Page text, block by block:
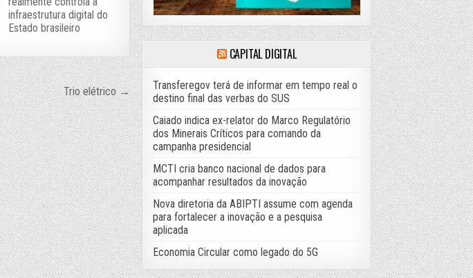
infraestrutura digital do
Estado brasileiro
Trio elétrico →
CAPITAL DIGITAL
Transferegov terá de informar em tempo real o
destino final das verbas do SUS
Caiado indica ex-relator do Marco Regulatório
dos Minerais Críticos para comando da
campanha presidencial
MCTI cria banco nacional de dados para
acompanhar resultados da inovação
Nova diretoria da ABIPTI assume com agenda
para fortalecer a inovação e a pesquisa
aplicada
Economia Circular como legado do 5G